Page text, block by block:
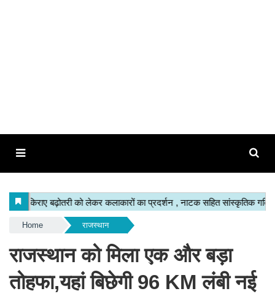
Home राजस्थान
राजस्थान को मिला एक और बड़ा
तोहफा,यहां बिछेगी 96 KM लंबी नई